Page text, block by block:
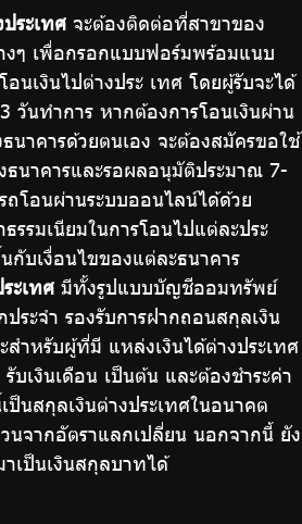
ระเทศ จะต้องติดต่อที่สาขาของ
ๆ เพื่อกรอกแบบฟอร์มพร้อมแนบ
อนเงินไปต่างประ เทศ โดยผู้รับจะได้
วันทำการ หากต้องการโอนเงินผ่าน
นาคารด้วยตนเอง จะต้องสมัครขอใช้
ธนาคารและรอผลอนุมัติประมาณ 7-
ถโอนผ่านระบบออนไลน์ได้ด้วย
รรมเนียมในการโอนไปแต่ละประ
กับเงื่อนไขของแต่ละธนาคาร
ะเทศ มีทั้งรูปแบบบัญชีออมทรัพย์
ระจำ รองรับการฝากถอนสกุลเงิน
สำหรับผู้ที่มี แหล่งเงินได้ต่างประเทศ
บเงินเดือน เป็นต้น และต้องชำระค่า
ป็นสกุลเงินต่างประเทศในอนาคต
นจากอัตราแลกเปลี่ยน นอกจากนี้ ยัง
เป็นเงินสกุลบาทได้